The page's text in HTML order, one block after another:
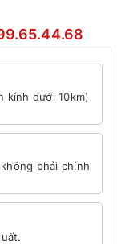
kính dưới 10km)
phải chính